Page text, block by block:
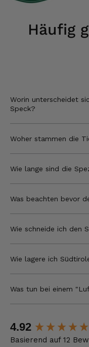
Häufig
Worin unterscheidet
Speck?
Woher stammen die
Wie lange sind die
Was beachten bevor
Wie schneide ich den
Wie lagere ich
Was tun bei einem
4.92
Basierend auf 12
New content loaded